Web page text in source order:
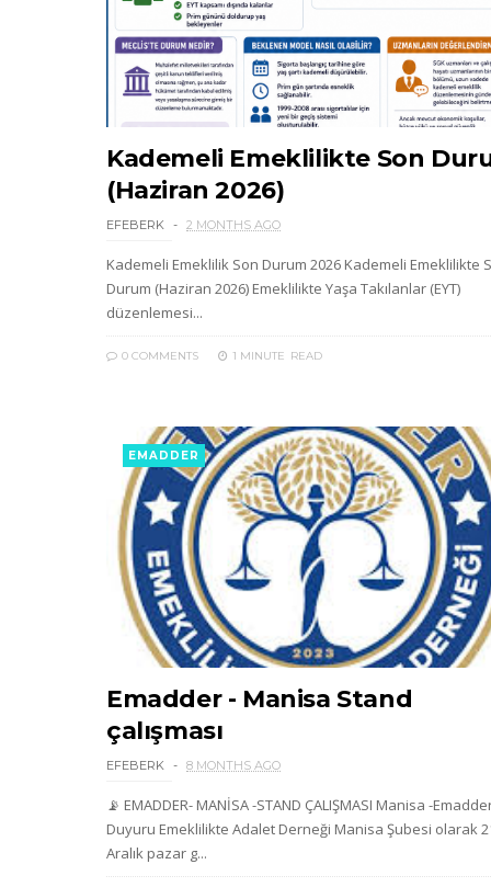
Kademeli Emeklilikte Son
(Haziran 2026)
EFEBERK 2 MONTHS AGO
Kademeli Emeklilik Son Durum 2026 Kademeli Emeklilikte
Durum (Haziran 2026) Emeklilikte Yaşa Takılanlar (EYT)
düzenlemesi...
0 COMMENTS 1 MINUTE READ
EMADDER
Emadder - Manisa Stand
çalışması
EFEBERK 8 MONTHS AGO
📡 EMADDER- MANİSA -STAND ÇALIŞMASI Manisa -
Duyuru Emeklilikte Adalet Derneği Manisa Şubesi olarak
Aralık pazar g...